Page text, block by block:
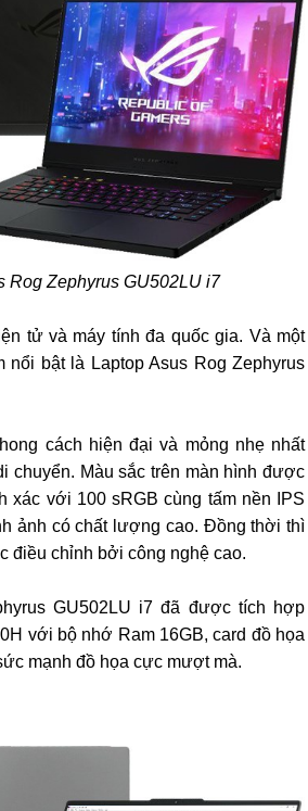
Rog Zephyrus GU502LU i7
tử và máy tính đa quốc gia. Và một
nổi bật là Laptop Asus Rog Zephyrus
cách hiện đại và mỏng nhẹ nhất
chuyển. Màu sắc trên màn hình được
xác với 100 sRGB cùng tấm nền IPS
ảnh có chất lượng cao. Đồng thời thì
điều chỉnh bởi công nghệ cao.
GU502LU i7 đã được tích hợp
với bộ nhớ Ram 16GB, card đồ họa
mạnh đồ họa cực mượt mà.